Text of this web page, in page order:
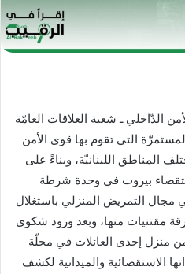
الدّاخلي ـ شعبة العلاقات العامّة
التي تقوم بها قوى الأمن
المناطق اللبنانيّة، وبناءً على
بيروت في وحدة شرطة
التمريض المنزلي باستغلال
مقتنيات منها، وبعد ورود شكوى
إحدى العائلات في محلّة
الاستقصائية والميدانية لكشف